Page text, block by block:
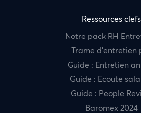
Ressources clefs
Notre pack RH
Trame d’entretien
Guide : Entretien
Guide : Ecoute
Guide : People
Baromex 2024